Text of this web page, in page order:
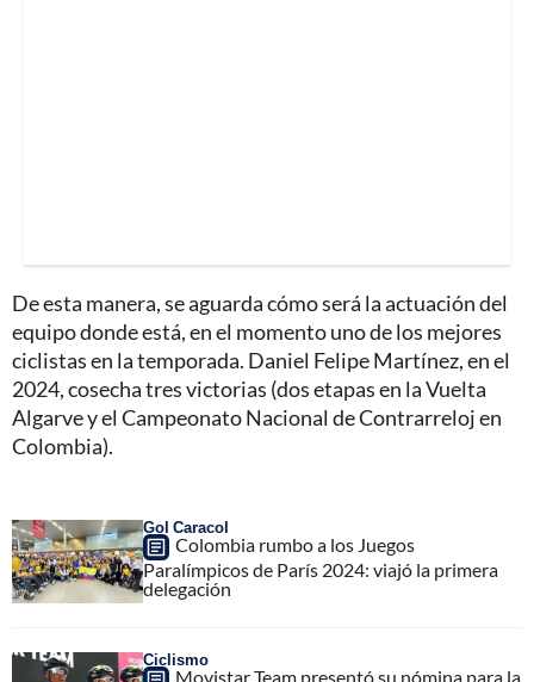
De esta manera, se aguarda cómo será la actuación del
equipo donde está, en el momento uno de los mejores
ciclistas en la temporada. Daniel Felipe Martínez, en el
2024, cosecha tres victorias (dos etapas en la Vuelta
Algarve y el Campeonato Nacional de Contrarreloj en
Colombia).
Gol Caracol
Colombia rumbo a los Juegos
Paralímpicos de París 2024: viajó la primera
delegación
Ciclismo
Movistar Team presentó su nómina para la